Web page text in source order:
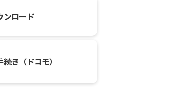
ンロード
き（ドコモ）